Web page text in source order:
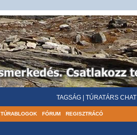
TAGSÁG TÚRATÁRS CHAT
TÚRABLOGOK FÓRUM REGISZTRÁCÓ